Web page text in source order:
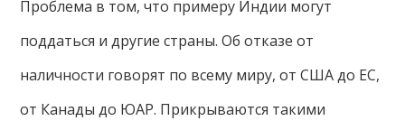
Проблема в том, что примеру Индии могут
поддаться и другие страны. Об отказе от
наличности говорят по всему миру, от США до ЕС,
от Канады до ЮАР. Прикрываются такими